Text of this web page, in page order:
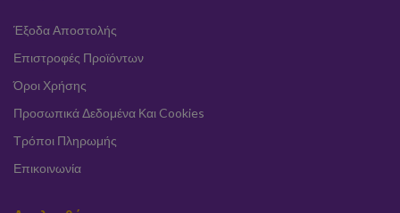
Έξοδα Αποστολής
Επιστροφές Προϊόντων
Όροι Χρήσης
Προσωπικά Δεδομένα Και Cookies
Τρόποι Πληρωμής
Επικοινωνία